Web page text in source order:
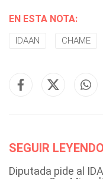
EN ESTA NOTA:
IDAAN CHAME
SEGUIR LEYENDO
Diputada pide al